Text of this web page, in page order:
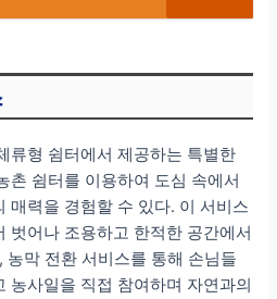
류형 쉼터에서 제공하는 특별한
촌 쉼터를 이용하여 도심 속에서
매력을 경험할 수 있다. 이 서비스
벗어나 조용하고 한적한 공간에서
농막 전환 서비스를 통해 손님들
농사일을 직접 참여하며 자연과의